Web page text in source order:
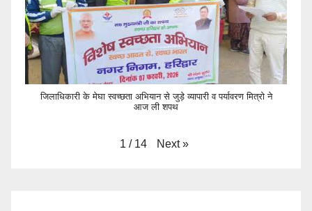
जिलाधिकारी के मेघा स्वच्छता अभियान से जुड़े व्यापारी व पर्यावरण मित्रो ने
आज ली शपथ
1 / 14 Next »